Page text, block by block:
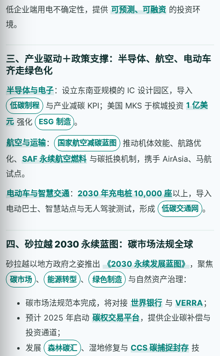
低企业端用电不确定性，提供 可预测、可融资的投资环
境。
三、产业驱动＋政策支撑：半导体、航空、电动车
齐走绿色化
半导体与电子：设立东南亚规模的 IC 设计园区，导入
低碳制程 与产业减碳 KPI；美国 MKS 于槟城投资 1 亿美
元强化 ESG 制造 。
航空与运输： 国家航空减碳蓝图
推动机体效能、航路优
化、 SAF 永续航空燃料与碳抵换机制，携手 AirAsia、马航
试点。
电动车与智慧交通： 2030 年充电桩 10,000 座以上，导入
电动巴士、智慧站点与无人驾驶测试，形成
低碳交通网 。
四、砂拉越 2030 永续蓝图：碳市场法规全球
砂拉越以地方政府之姿推出 《2030 永续发展蓝图》，聚焦
碳市场 、 能源转型 、 绿色制造 与自然资产治理：
碳市场法规范本完成，将对接 世界银行与 VERRA；
预计 2025 年启动 碳权交易平台，提供企业碳补偿与
投资通道；
发展
森林碳汇 、湿地修复与 CCS 碳捕捉封存 技